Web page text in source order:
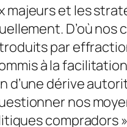
majeurs et les
D’où nos
par
à la
d’une dérive
nos